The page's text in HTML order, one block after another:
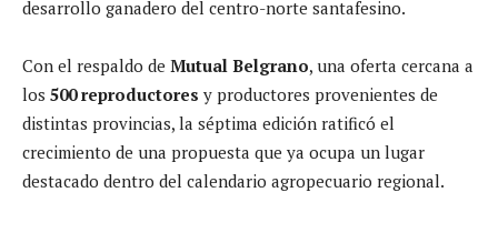
desarrollo ganadero del centro-norte santafesino.
Con el respaldo de Mutual Belgrano, una oferta cercana a
los 500 reproductores y productores provenientes de
distintas provincias, la séptima edición ratificó el
crecimiento de una propuesta que ya ocupa un lugar
destacado dentro del calendario agropecuario regional.